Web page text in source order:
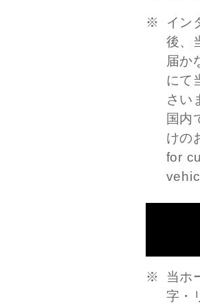
イン
後、
届か
にて
さい
国内
けの
for
当ホ
字・